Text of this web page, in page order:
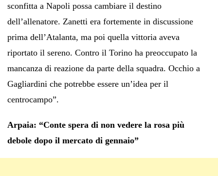
sconfitta a Napoli possa cambiare il destino
dell’allenatore. Zanetti era fortemente in discussione
prima dell’Atalanta, ma poi quella vittoria aveva
riportato il sereno. Contro il Torino ha preoccupato la
mancanza di reazione da parte della squadra. Occhio a
Gagliardini che potrebbe essere un’idea per il
centrocampo”.
Arpaia: “Conte spera di non vedere la rosa più
debole dopo il mercato di gennaio”